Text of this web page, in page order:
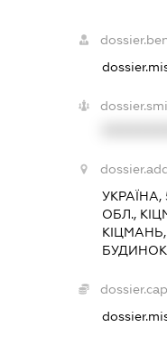
УКРАЇНА,
ОБЛ.,